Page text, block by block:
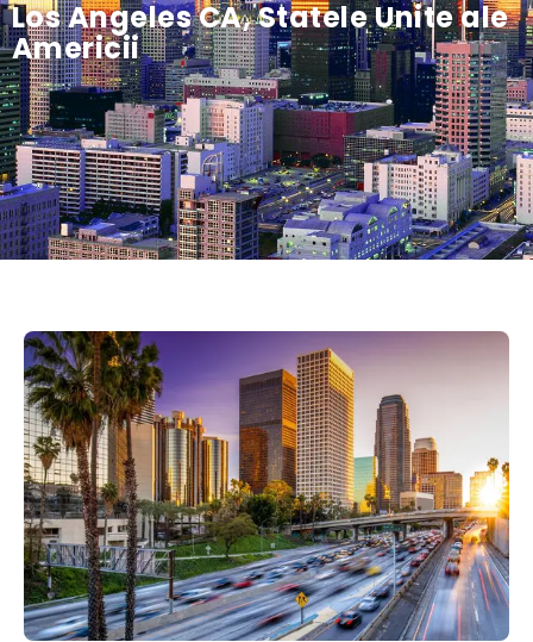
Los Angeles CA, Statele Unite ale
Americii